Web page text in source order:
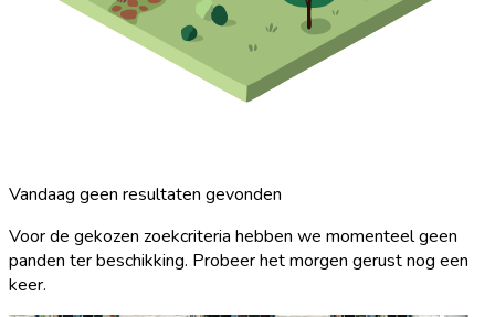
Vandaag geen resultaten gevonden
Voor de gekozen zoekcriteria hebben we momenteel geen
panden ter beschikking. Probeer het morgen gerust nog een
keer.